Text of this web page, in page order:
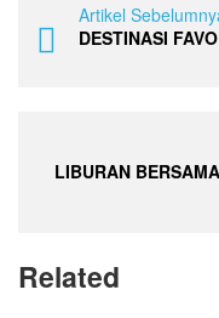
Artikel
DESTINASI
LIBURAN
Related